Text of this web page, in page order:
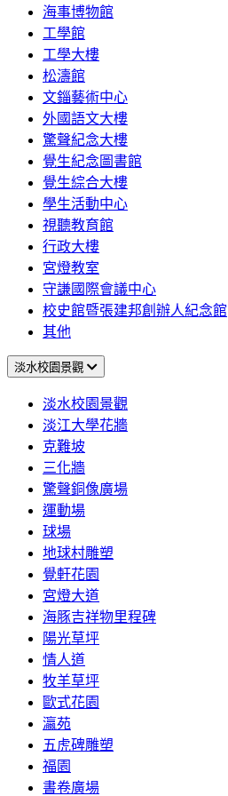
海事博物館
工學館
工學大樓
松濤館
文錙藝術中心
外國語文大樓
驚聲紀念大樓
覺生紀念圖書館
覺生綜合大樓
學生活動中心
視聽教育館
行政大樓
宮燈教室
守謙國際會議中心
校史館暨張建邦創辦人紀念館
其他
淡水校園景觀
淡水校園景觀
淡江大學花牆
克難坡
三化牆
驚聲銅像廣場
運動場
球場
地球村雕塑
覺軒花園
宮燈大道
海豚吉祥物里程碑
陽光草坪
情人道
牧羊草坪
歐式花園
瀛苑
五虎碑雕塑
福園
書卷廣場